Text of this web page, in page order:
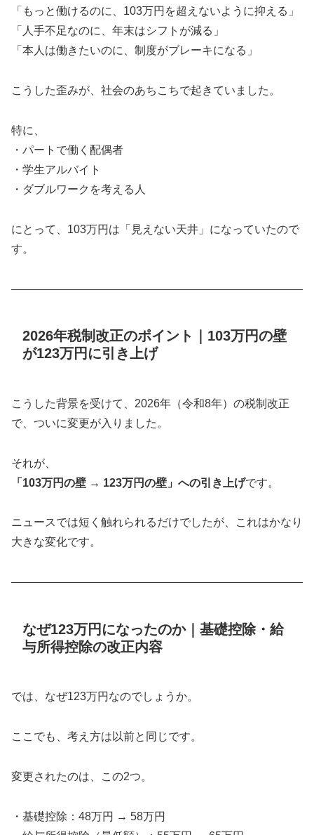
「もっと働けるのに、103万円を超えないように抑える」
「人手不足なのに、年末はシフトが減る」
「本人は働きたいのに、制度がブレーキになる」
こうした歪みが、社会のあちこちで起きていました。
特に、
・パートで働く配偶者
・学生アルバイト
・ダブルワークを考える人
にとって、103万円は「見えない天井」になっていたので
す。
――――――――――――――――――――――――――
2026年税制改正のポイント｜103万円の壁
が123万円に引き上げ
こうした背景を受けて、2026年（令和8年）の税制改正
で、ついに変更が入りました。
それが、
「103万円の壁 → 123万円の壁」への引き上げです。
ニュースでは短く触れられるだけでしたが、これはかなり
大きな変化です。
――――――――――――――――――――――――――
なぜ123万円になったのか｜基礎控除・給
与所得控除の改正内容
では、なぜ123万円なのでしょうか。
ここでも、考え方は以前と同じです。
変更されたのは、この2つ。
・基礎控除：48万円 → 58万円